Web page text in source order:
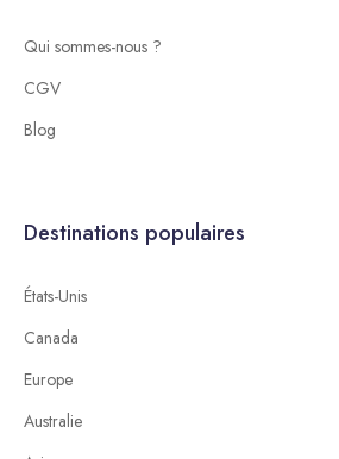
Qui sommes-nous ?
CGV
Blog
Destinations populaires
États-Unis
Canada
Europe
Australie